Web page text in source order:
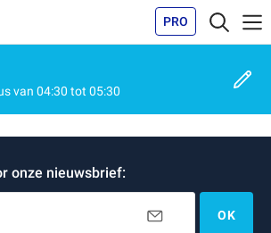
PRO
van 04:30 tot 05:30
onze nieuwsbrief:
OK